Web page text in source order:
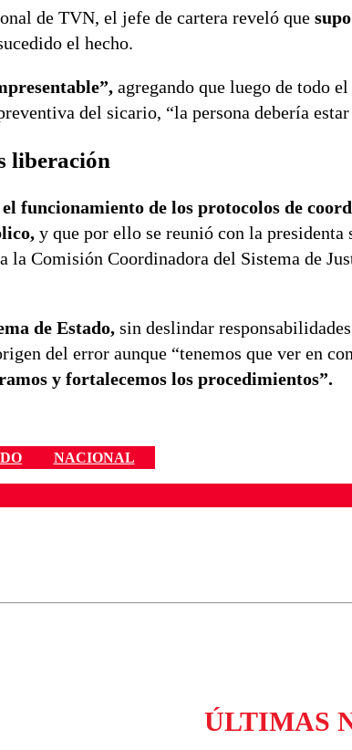
de TVN, el jefe de cartera reveló que
el hecho.
agregando que luego de todo
del sicario, “la persona debería estar
liberación
el funcionamiento de los protocolos de
y que por ello se reunió con la presidenta
Comisión Coordinadora del Sistema de
de Estado, sin deslindar
del error aunque “tenemos que ver en
y fortalecemos los procedimientos”.
NACIONAL
ÚLTIMAS